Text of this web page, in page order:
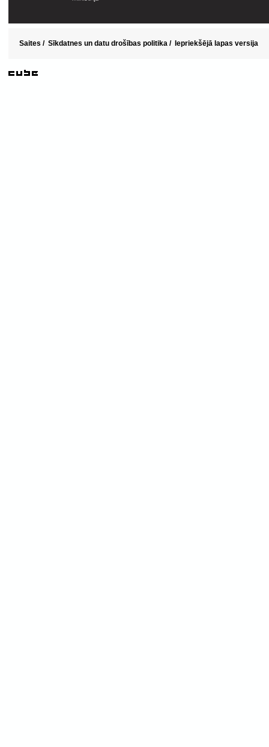
Saites / Sīkdatnes un datu drošības politika / Iepriekšējā lapas versija